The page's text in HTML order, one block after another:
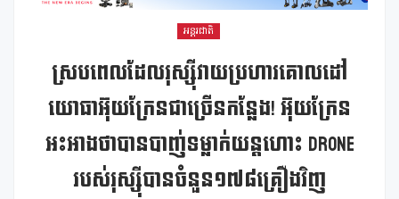
អន្តរជាតិ
ស្របពេលដែលរុស្ស៊ីវាយប្រហារគោលដៅ
យោធាអ៊ុយក្រែនជាច្រើនកន្លែង! អ៊ុយក្រែន
អះអាងថាបានបាញ់ទម្លាក់យន្តហោះ Drone
របស់រុស្ស៊ីបានចំនួន១៧៨គ្រឿងវិញ